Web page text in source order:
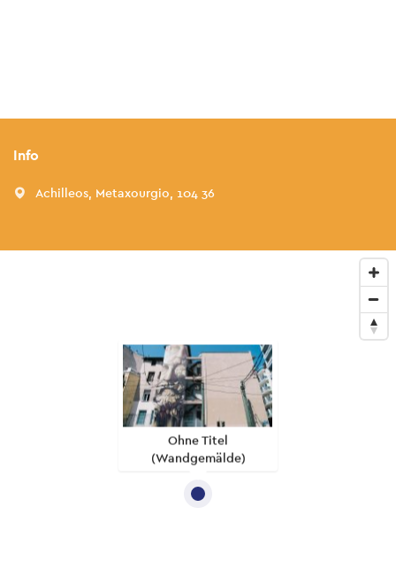
Info
Achilleos, Metaxourgio, 104 36
Ohne Titel
(Wandgemälde)